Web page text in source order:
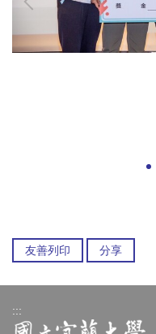
友善列印 分享
:::